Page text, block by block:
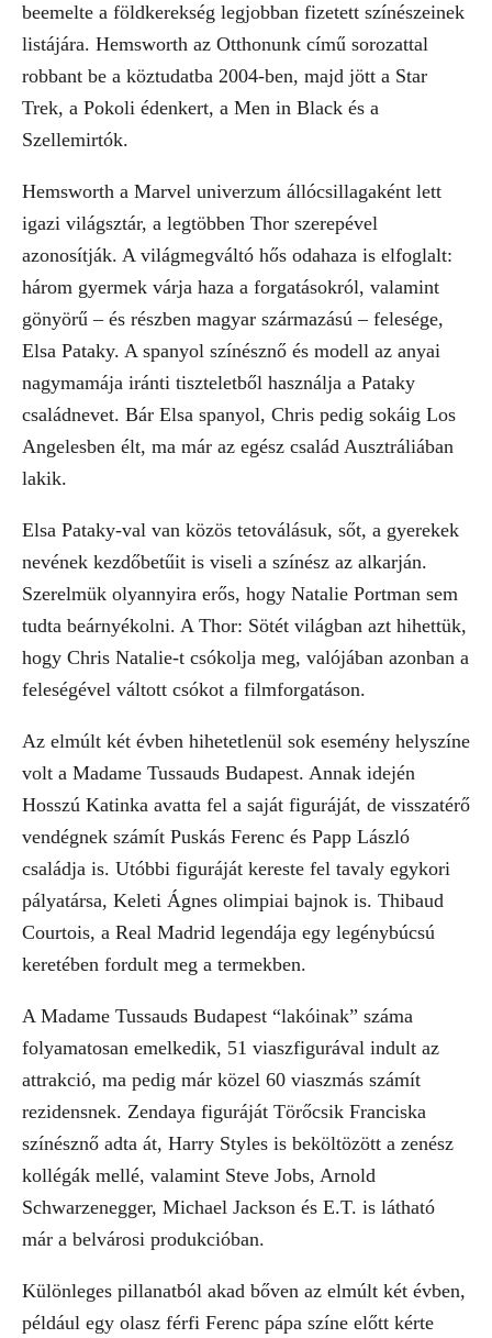
beemelte a földkerekség legjobban fizetett színészeinek
listájára. Hemsworth az Otthonunk című sorozattal
robbant be a köztudatba 2004-ben, majd jött a Star
Trek, a Pokoli édenkert, a Men in Black és a
Szellemirtók.
Hemsworth a Marvel univerzum állócsillagaként lett
igazi világsztár, a legtöbben Thor szerepével
azonosítják. A világmegváltó hős odahaza is elfoglalt:
három gyermek várja haza a forgatásokról, valamint
gönyörű – és részben magyar származású – felesége,
Elsa Pataky. A spanyol színésznő és modell az anyai
nagymamája iránti tiszteletből használja a Pataky
családnevet. Bár Elsa spanyol, Chris pedig sokáig Los
Angelesben élt, ma már az egész család Ausztráliában
lakik.
Elsa Pataky-val van közös tetoválásuk, sőt, a gyerekek
nevének kezdőbetűit is viseli a színész az alkarján.
Szerelmük olyannyira erős, hogy Natalie Portman sem
tudta beárnyékolni. A Thor: Sötét világban azt hihettük,
hogy Chris Natalie-t csókolja meg, valójában azonban a
feleségével váltott csókot a filmforgatáson.
Az elmúlt két évben hihetetlenül sok esemény helyszíne
volt a Madame Tussauds Budapest. Annak idején
Hosszú Katinka avatta fel a saját figuráját, de visszatérő
vendégnek számít Puskás Ferenc és Papp László
családja is. Utóbbi figuráját kereste fel tavaly egykori
pályatársa, Keleti Ágnes olimpiai bajnok is. Thibaud
Courtois, a Real Madrid legendája egy legénybúcsú
keretében fordult meg a termekben.
A Madame Tussauds Budapest “lakóinak” száma
folyamatosan emelkedik, 51 viaszfigurával indult az
attrakció, ma pedig már közel 60 viaszmás számít
rezidensnek. Zendaya figuráját Törőcsik Franciska
színésznő adta át, Harry Styles is beköltözött a zenész
kollégák mellé, valamint Steve Jobs, Arnold
Schwarzenegger, Michael Jackson és E.T. is látható
már a belvárosi produkcióban.
Különleges pillanatból akad bőven az elmúlt két évben,
például egy olasz férfi Ferenc pápa színe előtt kérte